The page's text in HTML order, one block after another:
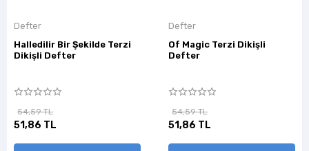
Defter
Halledilir Bir Şekilde Terzi
Dikişli Defter
54,59 TL
51,86 TL
Defter
Of Magic Terzi Dikişli
Defter
54,59 TL
51,86 TL